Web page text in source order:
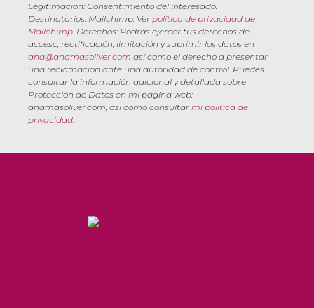
Legitimación: Consentimiento del interesado.
Destinatarios: Mailchimp. Ver política de privacidad de
Mailchimp. Derechos: Podrás ejercer tus derechos de
acceso, rectificación, limitación y suprimir los datos en
ana@anamasoliver.com así como el derecho a presentar
una reclamación ante una autoridad de control. Puedes
consultar la información adicional y detallada sobre
Protección de Datos en mi página web:
anamasoliver.com, así como consultar mi política de
privacidad.